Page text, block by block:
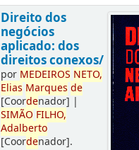
Direito dos
negócios
aplicado: dos
direitos conexos/
por MEDEIROS NETO,
Elias Marques de
[Coordenador] |
SIMÃO FILHO,
Adalberto
[Coordenador].